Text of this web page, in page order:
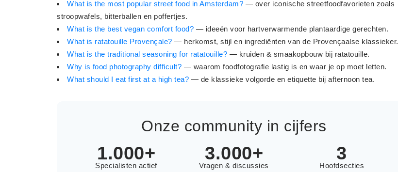
What is the most popular street food in Amsterdam? — over iconische streetfoodfavorieten zoals
stroopwafels, bitterballen en poffertjes.
What is the best vegan comfort food? — ideeën voor hartverwarmende plantaardige gerechten.
What is ratatouille Provençale? — herkomst, stijl en ingrediënten van de Provençaalse klassieker.
What is the traditional seasoning for ratatouille? — kruiden & smaakopbouw bij ratatouille.
Why is food photography difficult? — waarom foodfotografie lastig is en waar je op moet letten.
What should I eat first at a high tea? — de klassieke volgorde en etiquette bij afternoon tea.
Onze community in cijfers
1.000+
Specialisten actief
3.000+
Vragen & discussies
3
Hoofdsecties